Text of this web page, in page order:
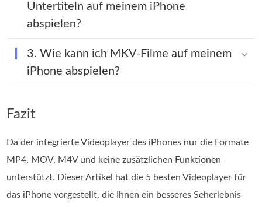
Untertiteln auf meinem iPhone
abspielen?
3. Wie kann ich MKV-Filme auf meinem
iPhone abspielen?
Fazit
Da der integrierte Videoplayer des iPhones nur die Formate
MP4, MOV, M4V und keine zusätzlichen Funktionen
unterstützt. Dieser Artikel hat die 5 besten Videoplayer für
das iPhone vorgestellt, die Ihnen ein besseres Seherlebnis